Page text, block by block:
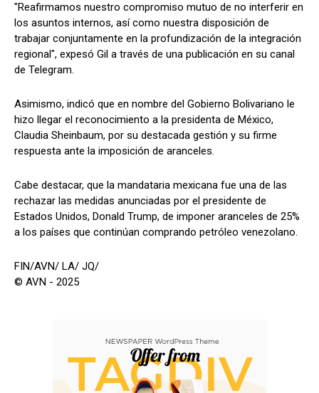
"Reafirmamos nuestro compromiso mutuo de no interferir en
los asuntos internos, así como nuestra disposición de
trabajar conjuntamente en la profundización de la integración
regional", expesó Gil a través de una publicación en su canal
de Telegram.
Asimismo, indicó que en nombre del Gobierno Bolivariano le
hizo llegar el reconocimiento a la presidenta de México,
Claudia Sheinbaum, por su destacada gestión y su firme
respuesta ante la imposición de aranceles.
Cabe destacar, que la mandataria mexicana fue una de las
rechazar las medidas anunciadas por el presidente de
Estados Unidos, Donald Trump, de imponer aranceles de 25%
a los países que continúan comprando petróleo venezolano.
FIN/AVN/ LA/ JQ/
© AVN - 2025